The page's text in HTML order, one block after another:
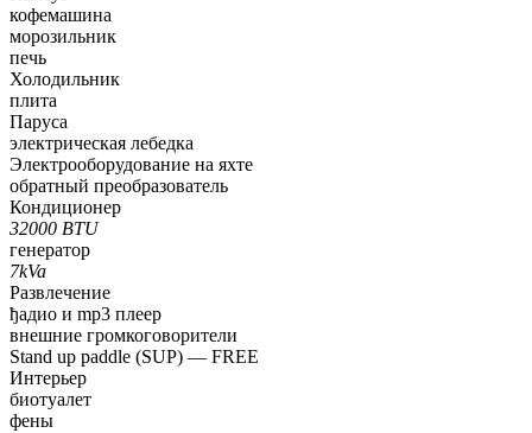
кофемашина
морозильник
печь
Холодильник
плита
Паруса
электрическая лебедка
Электрооборудование на яхте
обратный преобразователь
Кондиционер
32000 BTU
генератор
7kVa
Развлечение
ђадио и mp3 плеер
внешние громкоговорители
Stand up paddle (SUP) — FREE
Интерьер
биотуалет
фены